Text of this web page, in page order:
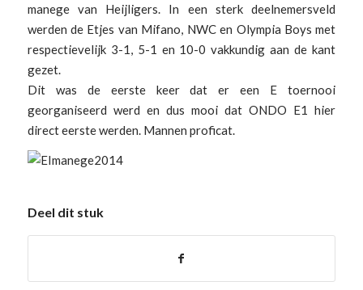
manege van Heijligers. In een sterk deelnemersveld
werden de Etjes van Mifano, NWC en Olympia Boys met
respectievelijk 3-1, 5-1 en 10-0 vakkundig aan de kant
gezet.
Dit was de eerste keer dat er een E toernooi
georganiseerd werd en dus mooi dat ONDO E1 hier
direct eerste werden. Mannen proficat.
Deel dit stuk